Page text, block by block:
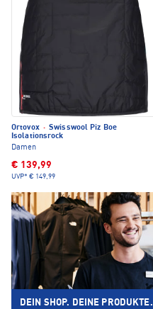
Ortovox · Swisswool Piz Boe
Isolationsrock
Damen
€ 139,99
UVP* € 149,99
DEIN SHOP. DEINE PRODUKTE.